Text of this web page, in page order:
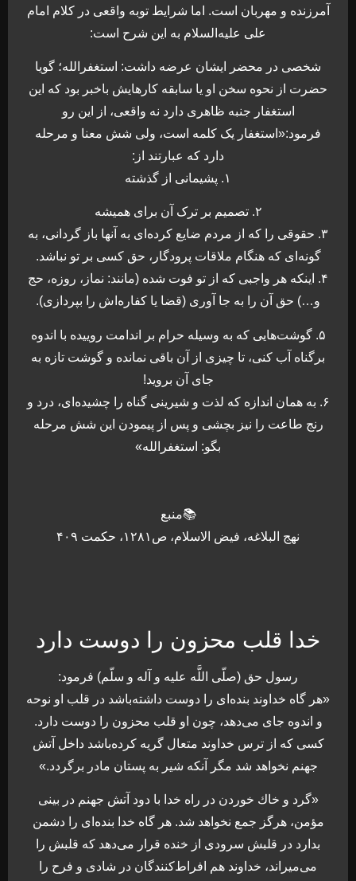
آمرزنده و مهربان است. اما شرایط توبه واقعی در کلام امام
علی علیه‌السلام به این شرح است:
شخصی در محضر ایشان عرضه داشت: استغفرالله؛ گویا
حضرت از نحوه سخن او یا سابقه کارهایش باخبر بود که این
استغفار جنبه ظاهری دارد نه واقعی، از این رو
فرمود:«استغفار یک کلمه است، ولی شش معنا و مرحله
دارد که عبارتند از:
۱. پشیمانی از گذشته
۲. تصمیم بر ترک آن برای همیشه
۳. حقوقی را که از مردم ضایع کرده‌ای به آنها باز گردانی، به
گونه‌ای که هنگام ملاقات پرودگار، حق کسی بر تو نباشد.
۴. اینکه هر واجبی که از تو فوت شده (مانند: نماز، روزه، حج
و…) حق آن را به جا آوری (قضا یا کفاره‌اش را بپردازی).
۵. گوشت‌هایی که به وسیله حرام بر اندامت روییده با اندوه
برگناه آب کنی، تا چیزی از آن باقی نمانده و گوشت تازه به
جای آن بروید!
۶. به همان اندازه که لذت و شیرینی گناه را چشیده‌ای، درد و
رنج طاعت را نیز بچشی و پس از پیمودن این شش مرحله
بگو: استغفرالله»
📚منبع
نهج البلاغه، فیض الاسلام، ص۱۲۸۱، حکمت ۴۰۹
خدا قلب محزون را دوست دارد
رسول حق (صلّى اللَّه عليه و آله و سلّم) فرمود:
«هر گاه خداوند بنده‌‏اى را دوست داشته‌باشد در قلب او نوحه
و اندوه جاى مى‏‌دهد، چون او قلب محزون را دوست دارد.
كسى كه از ترس خداوند متعال گريه كرده‌باشد داخل آتش
جهنم نخواهد شد مگر آنكه شير به پستان مادر برگردد.»
«گرد و خاك خوردن در راه خدا با دود آتش جهنم در بينى
مؤمن، هرگز جمع نخواهد شد. هر گاه خدا بنده‏‌اى را دشمن
بدارد در قلبش سرودى از خنده قرار مى‌دهد كه قلبش را
مى‌ميراند، خداوند هم افراط‌كنندگان در شادى و فرح را